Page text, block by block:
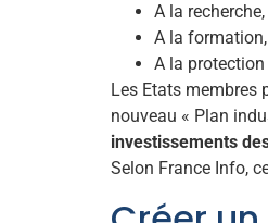
A la
A la formation,
A la protection
Les Etats membres
nouveau « Plan
investissements
Selon France Info,